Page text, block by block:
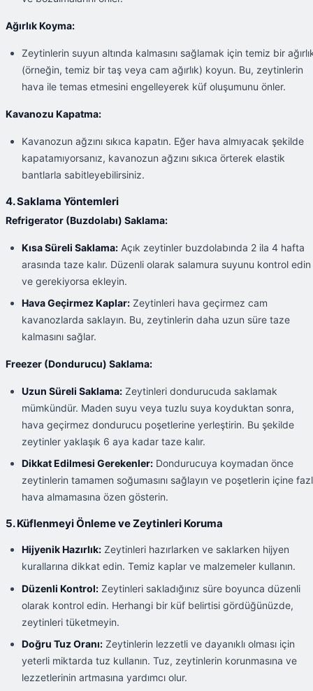
Ağırlık Koyma:
Zeytinlerin suyun altında kalmasını sağlamak için temiz bir
(örneğin, temiz bir taş veya cam ağırlık) koyun. Bu, zeytinlerin
hava ile temas etmesini engelleyerek küf oluşumunu önler.
Kavanozu Kapatma:
Kavanozun ağzını sıkıca kapatın. Eğer hava almıyacak şekilde
kapatamıyorsanız, kavanozun ağzını sıkıca örterek elastik
bantlarla sabitleyebilirsiniz.
4. Saklama Yöntemleri
Refrigerator (Buzdolabı) Saklama:
Kısa Süreli Saklama:Açık zeytinler buzdolabında 2 ila 4 hafta
arasında taze kalır. Düzenli olarak salamura suyunu kontrol edin
ve gerekiyorsa ekleyin.
Hava Geçirmez Kaplar:Zeytinleri hava geçirmez cam
kavanozlarda saklayın. Bu, zeytinlerin daha uzun süre taze
kalmasını sağlar.
Freezer (Dondurucu) Saklama:
Uzun Süreli Saklama:Zeytinleri dondurucuda saklamak
mümkündür. Maden suyu veya tuzlu suya koyduktan sonra,
hava geçirmez dondurucu poşetlerine yerleştirin. Bu şekilde
zeytinler yaklaşık 6 aya kadar taze kalır.
Dikkat Edilmesi Gerekenler:Dondurucuya koymadan önce
zeytinlerin tamamen soğumasını sağlayın ve poşetlerin içine
hava almamasına özen gösterin.
5. Küflenmeyi Önleme ve Zeytinleri Koruma
Hijyenik Hazırlık:Zeytinleri hazırlarken ve saklarken hijyen
kurallarına dikkat edin. Temiz kaplar ve malzemeler kullanın.
Düzenli Kontrol:Zeytinleri sakladığınız süre boyunca düzenli
olarak kontrol edin. Herhangi bir küf belirtisi gördüğünüzde,
zeytinleri tüketmeyin.
Doğru Tuz Oranı:Zeytinlerin lezzetli ve dayanıklı olması için
yeterli miktarda tuz kullanın. Tuz, zeytinlerin korunmasına ve
lezzetlerinin artmasına yardımcı olur.